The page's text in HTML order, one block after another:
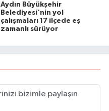
Aydın Büyükşehir
Belediyesi'nin yol
çalışmaları 17 ilçede eş
zamanlı sürüyor